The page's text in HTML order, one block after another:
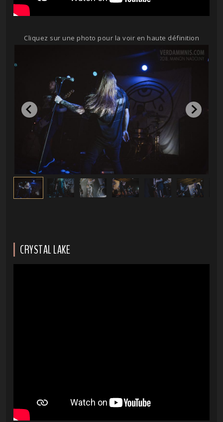
Cliquez sur une photo pour la voir en haute définition
CRYSTAL LAKE